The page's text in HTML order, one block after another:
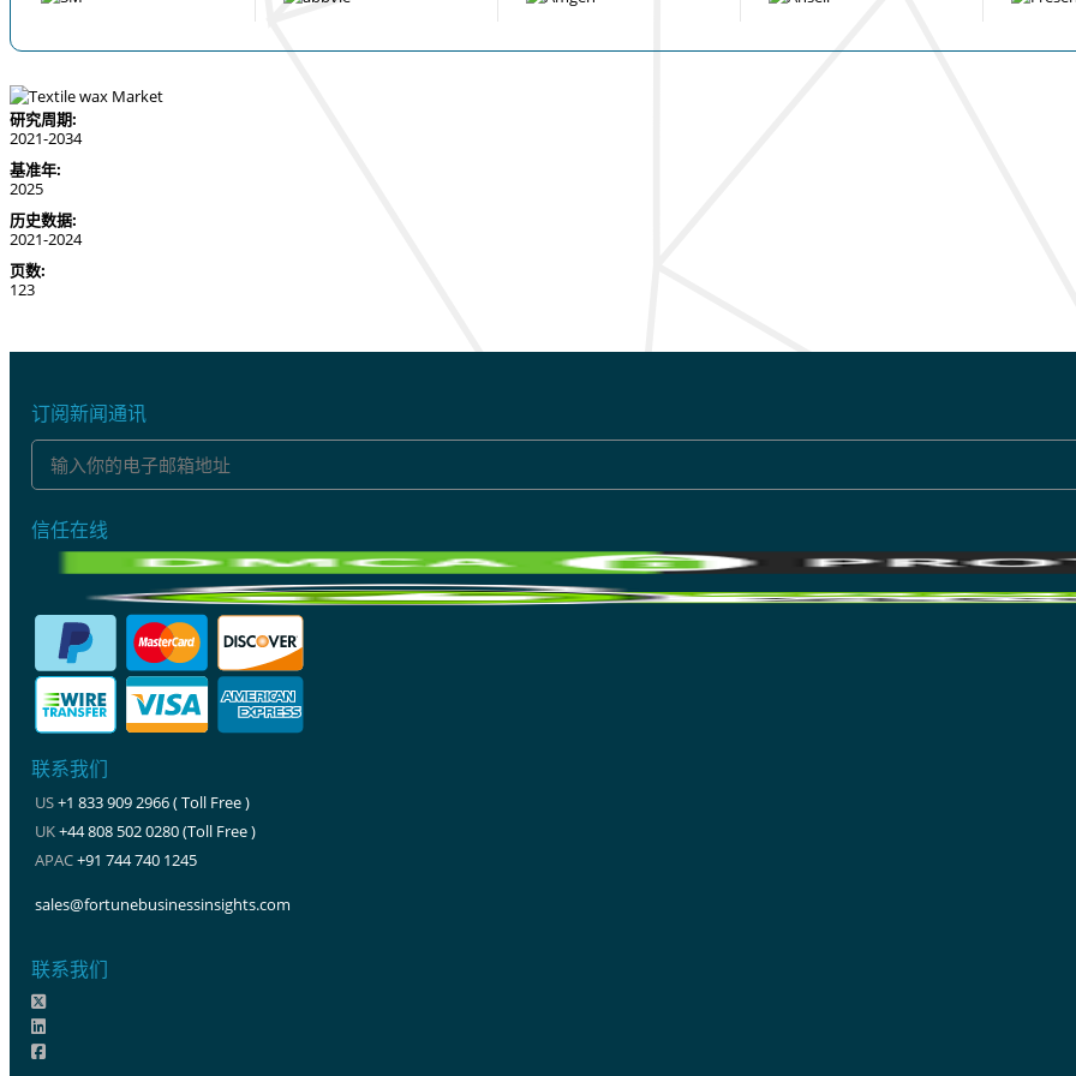
研究周期:
2021-2034
基准年:
2025
历史数据:
2021-2024
页数:
123
订阅新闻通讯
信任在线
联系我们
US+1 833 909 2966 ( Toll Free )
UK+44 808 502 0280 (Toll Free )
APAC+91 744 740 1245
sales@fortunebusinessinsights.com
联系我们